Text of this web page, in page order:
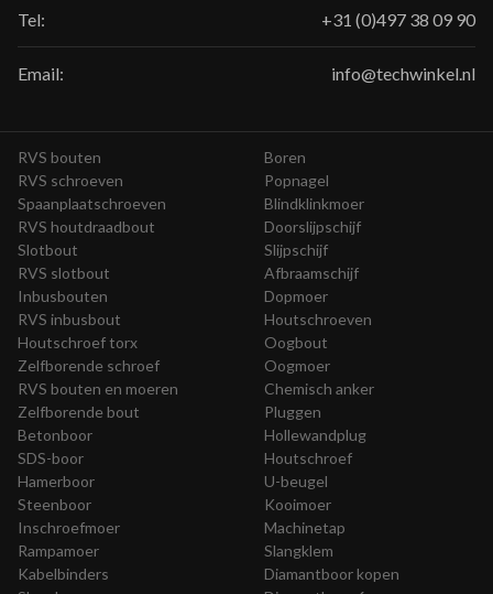
Tel: +31 (0)497 38 09 90
Email: info@techwinkel.nl
RVS bouten
RVS schroeven
Spaanplaatschroeven
RVS houtdraadbout
Slotbout
RVS slotbout
Inbusbouten
RVS inbusbout
Houtschroef torx
Zelfborende schroef
RVS bouten en moeren
Zelfborende bout
Betonboor
SDS-boor
Hamerboor
Steenboor
Boren
Popnagel
Blindklinkmoer
Doorslijpschijf
Slijpschijf
Afbraamschijf
Dopmoer
Houtschroeven
Oogbout
Oogmoer
Chemisch anker
Pluggen
Hollewandplug
Houtschroef
U-beugel
Kooimoer
Inschroefmoer
Rampamoer
Kabelbinders
Machinetap
Slangklem
Diamantboor kopen